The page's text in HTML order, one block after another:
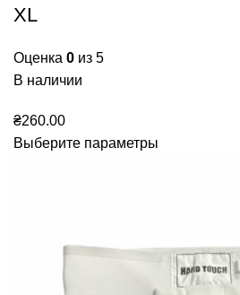
XL
Оценка 0 из 5
В наличии
₴260.00
Выберите параметры